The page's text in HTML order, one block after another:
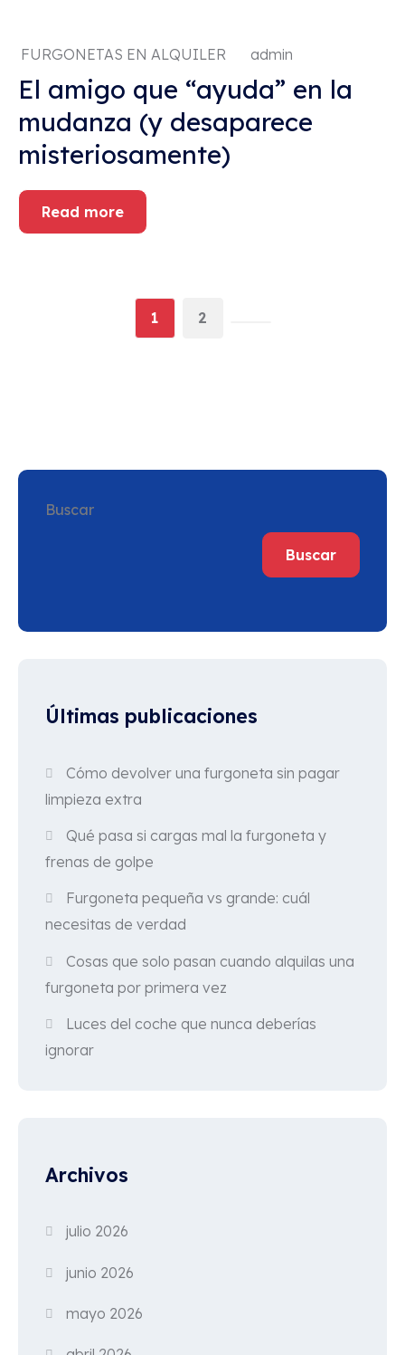
FURGONETAS EN ALQUILER admin
El amigo que “ayuda” en la
mudanza (y desaparece
misteriosamente)
Read more
1 2
Buscar
Buscar
Últimas publicaciones
Cómo devolver una furgoneta sin pagar
limpieza extra
Qué pasa si cargas mal la furgoneta y
frenas de golpe
Furgoneta pequeña vs grande: cuál
necesitas de verdad
Cosas que solo pasan cuando alquilas una
furgoneta por primera vez
Luces del coche que nunca deberías
ignorar
Archivos
julio 2026
junio 2026
mayo 2026